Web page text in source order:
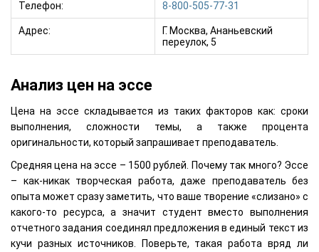
Телефон: 8-800-505-77-31
Адрес:
Г. Москва, Ананьевский
переулок, 5
Анализ цен на эссе
Цена на эссе складывается из таких факторов как: сроки
выполнения, сложности темы, а также процента
оригинальности, который запрашивает преподаватель.
Средняя цена на эссе – 1500 рублей. Почему так много? Эссе
– как-никак творческая работа, даже преподаватель без
опыта может сразу заметить, что ваше творение «слизано» с
какого-то ресурса, а значит студент вместо выполнения
отчетного задания соединял предложения в единый текст из
кучи разных источников. Поверьте, такая работа вряд ли